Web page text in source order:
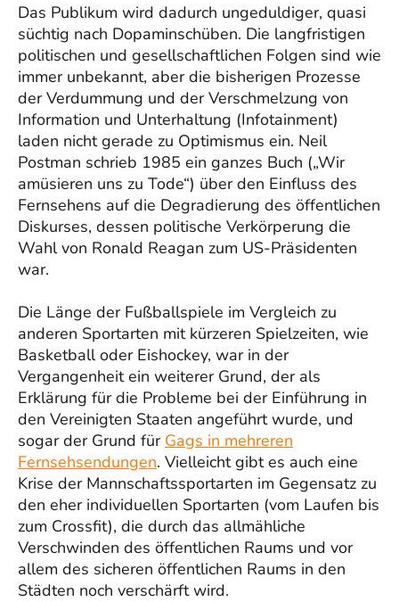
Das Publikum wird dadurch ungeduldiger, quasi
süchtig nach Dopaminschüben. Die langfristigen
politischen und gesellschaftlichen Folgen sind wie
immer unbekannt, aber die bisherigen Prozesse
der Verdummung und der Verschmelzung von
Information und Unterhaltung (Infotainment)
laden nicht gerade zu Optimismus ein. Neil
Postman schrieb 1985 ein ganzes Buch („Wir
amüsieren uns zu Tode“) über den Einfluss des
Fernsehens auf die Degradierung des öffentlichen
Diskurses, dessen politische Verkörperung die
Wahl von Ronald Reagan zum US-Präsidenten
war.
Die Länge der Fußballspiele im Vergleich zu
anderen Sportarten mit kürzeren Spielzeiten, wie
Basketball oder Eishockey, war in der
Vergangenheit ein weiterer Grund, der als
Erklärung für die Probleme bei der Einführung in
den Vereinigten Staaten angeführt wurde, und
sogar der Grund für Gags in mehreren
Fernsehsendungen. Vielleicht gibt es auch eine
Krise der Mannschaftssportarten im Gegensatz zu
den eher individuellen Sportarten (vom Laufen bis
zum Crossfit), die durch das allmähliche
Verschwinden des öffentlichen Raums und vor
allem des sicheren öffentlichen Raums in den
Städten noch verschärft wird.